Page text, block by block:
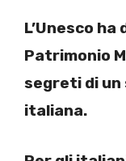
L’Unesco
Patrimonio
segreti di un
italiana.